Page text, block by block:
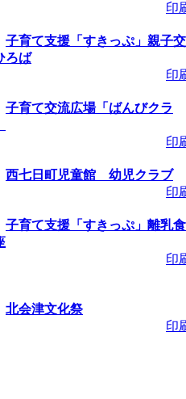
流広場「
13～2026/
流広場「
10～
子育て講
08/10～
08/10～
印
子育て支援「すきっぷ」親子交
ろば
印
子育て交流広場「ばんびクラ
印
西七日町児童館 幼児クラブ
印
子育て支援「すきっぷ」離乳食
印
北会津文化祭
印